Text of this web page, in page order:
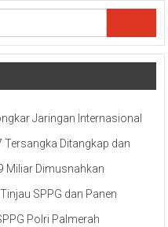
Jaringan Internasional
Ditangkap dan
Miliar Dimusnahkan
SPPG dan Panen
Polri Palmerah